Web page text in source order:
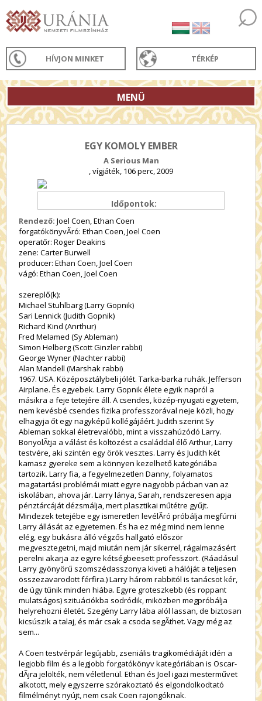
HÍVJON MINKET TÉRKÉP
MENÜ
EGY KOMOLY EMBER
A Serious Man
, vígjáték, 106 perc, 2009
Időpontok:
Rendező: Joel Coen, Ethan Coen
forgatókönyvÃ­ró: Ethan Coen, Joel Coen
operatőr: Roger Deakins
zene: Carter Burwell
producer: Ethan Coen, Joel Coen
vágó: Ethan Coen, Joel Coen
szereplő(k):
Michael Stuhlbarg (Larry Gopnik)
Sari Lennick (Judith Gopnik)
Richard Kind (Anrthur)
Fred Melamed (Sy Ableman)
Simon Helberg (Scott Ginzler rabbi)
George Wyner (Nachter rabbi)
Alan Mandell (Marshak rabbi)
1967. USA. Középosztálybeli jólét. Tarka-barka ruhák. Jefferson
Airplane. És egyebek. Larry Gopnik élete egyik napról a
másikra a feje tetejére áll. A csendes, közép-nyugati egyetem,
nem kevésbé csendes fizika professzorával neje közli, hogy
elhagyja őt egy nagyképű kollégájáért. Judith szerint Sy
Ableman sokkal életrevalóbb, mint a visszahúzódó Larry.
BonyolÃ­tja a válást és költözést a családdal élő Arthur, Larry
testvére, aki szintén egy örök vesztes. Larry és Judith két
kamasz gyereke sem a könnyen kezelhető kategóriába
tartozik. Larry fia, a fegyelmezetlen Danny, folyamatos
magatartási problémái miatt egyre nagyobb pácban van az
iskolában, ahova jár. Larry lánya, Sarah, rendszeresen apja
pénztárcáját dézsmálja, mert plasztikai műtétre gyűjt.
Mindezek tetejébe egy ismeretlen levélÃ­ró próbálja megfúrni
Larry állását az egyetemen. És ha ez még mind nem lenne
elég, egy bukásra álló végzős hallgató először
megvesztegetni, majd miután nem jár sikerrel, rágalmazásért
perelni akarja az egyre kétségbeesett professzort. (Ráadásul
Larry gyönyörű szomszédasszonya kiveti a hálóját a teljesen
összezavarodott férfira.) Larry három rabbitól is tanácsot kér,
de úgy tűnik minden hiába. Egyre groteszkebb (és roppant
mulatságos) szituációkba sodródik, miközben megpróbálja
helyrehozni életét. Szegény Larry lába alól lassan, de biztosan
kicsúszik a talaj, és már csak a csoda segÃ­thet. Vagy még az
sem...
A Coen testvérpár legújabb, zseniális tragikomédiáját idén a
legjobb film és a legjobb forgatókönyv kategóriában is Oscar-
dÃ­jra jelölték, nem véletlenül. Ethan és Joel igazi mesterművet
alkotott, mely egyszerre szórakoztató és elgondolkodtató
filmélményt nyújt, nem csak Coen rajongóknak.